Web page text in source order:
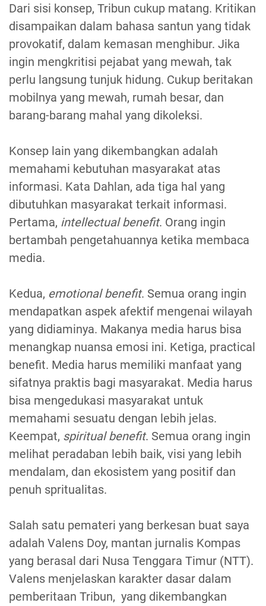
Dari sisi konsep, Tribun cukup matang. Kritikan
disampaikan dalam bahasa santun yang tidak
provokatif, dalam kemasan menghibur. Jika
ingin mengkritisi pejabat yang mewah, tak
perlu langsung tunjuk hidung. Cukup beritakan
mobilnya yang mewah, rumah besar, dan
barang-barang mahal yang dikoleksi.
Konsep lain yang dikembangkan adalah
memahami kebutuhan masyarakat atas
informasi. Kata Dahlan, ada tiga hal yang
dibutuhkan masyarakat terkait informasi.
Pertama, intellectual benefit. Orang ingin
bertambah pengetahuannya ketika membaca
media.
Kedua, emotional benefit. Semua orang ingin
mendapatkan aspek afektif mengenai wilayah
yang didiaminya. Makanya media harus bisa
menangkap nuansa emosi ini. Ketiga, practical
benefit. Media harus memiliki manfaat yang
sifatnya praktis bagi masyarakat. Media harus
bisa mengedukasi masyarakat untuk
memahami sesuatu dengan lebih jelas.
Keempat, spiritual benefit. Semua orang ingin
melihat peradaban lebih baik, visi yang lebih
mendalam, dan ekosistem yang positif dan
penuh spritualitas.
Salah satu pemateri yang berkesan buat saya
adalah Valens Doy, mantan jurnalis Kompas
yang berasal dari Nusa Tenggara Timur (NTT).
Valens menjelaskan karakter dasar dalam
pemberitaan Tribun, yang dikembangkan